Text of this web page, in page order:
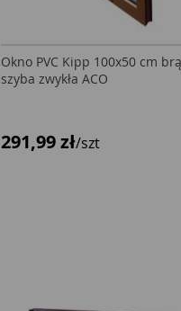
Okno PVC Kipp 100x50 cm
szyba zwykła ACO
291,99 zł/szt